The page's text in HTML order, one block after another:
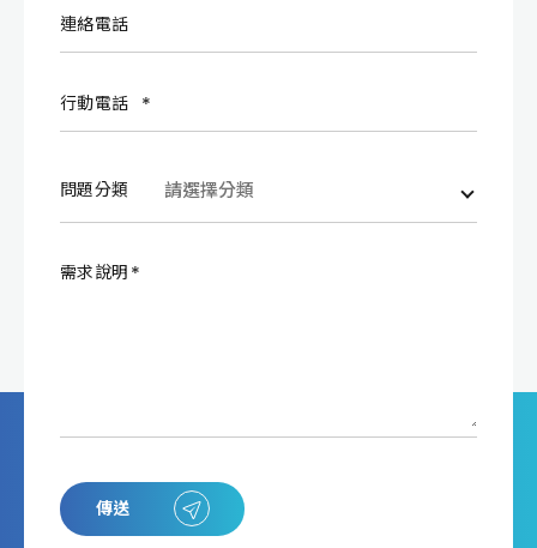
連絡電話
行動電話
問題分類
需求說明
傳送